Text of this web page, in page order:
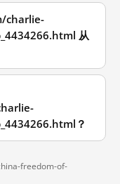
charlie-
从
？
freedom-of-